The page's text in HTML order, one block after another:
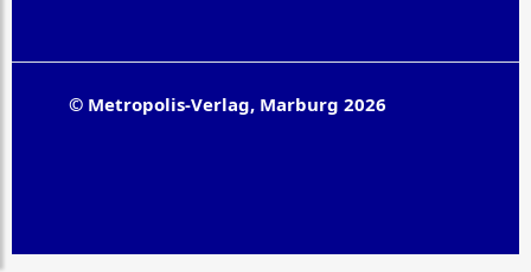
© Metropolis-Verlag, Marburg 2026